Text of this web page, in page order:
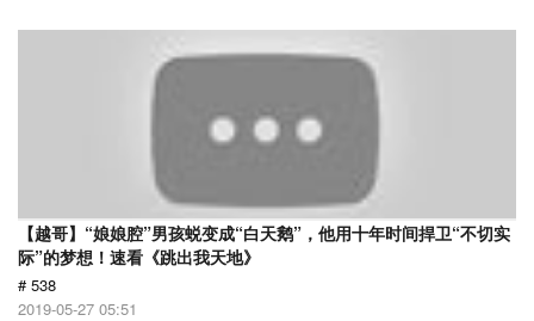
【越哥】“娘娘腔”男孩蜕变成“白天鹅”，他用十年时间捍卫“不切实
际”的梦想！速看《跳出我天地》
# 538
2019-05-27 05:51